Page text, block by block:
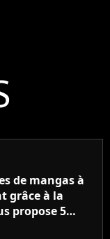
de mangas à
grâce à la
propose 5
en France